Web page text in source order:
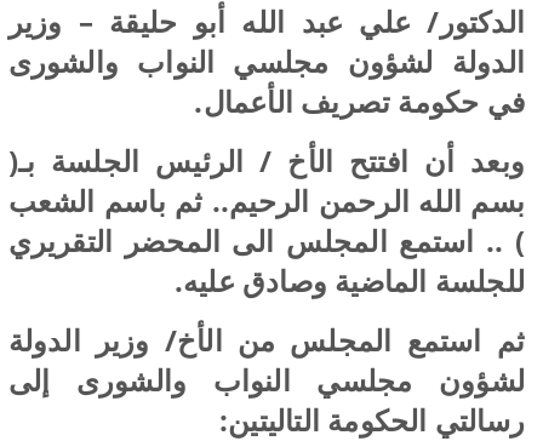
الدكتور/ علي عبد الله أبو حليقة – وزير
الدولة لشؤون مجلسي النواب والشورى
في حكومة تصريف الأعمال.
وبعد أن افتتح الأخ / الرئيس الجلسة بـ(
بسم الله الرحمن الرحيم.. ثم باسم الشعب
) .. استمع المجلس الى المحضر التقريري
للجلسة الماضية وصادق عليه.
ثم استمع المجلس من الأخ/ وزير الدولة
لشؤون مجلسي النواب والشورى إلى
رسالتي الحكومة التاليتين: